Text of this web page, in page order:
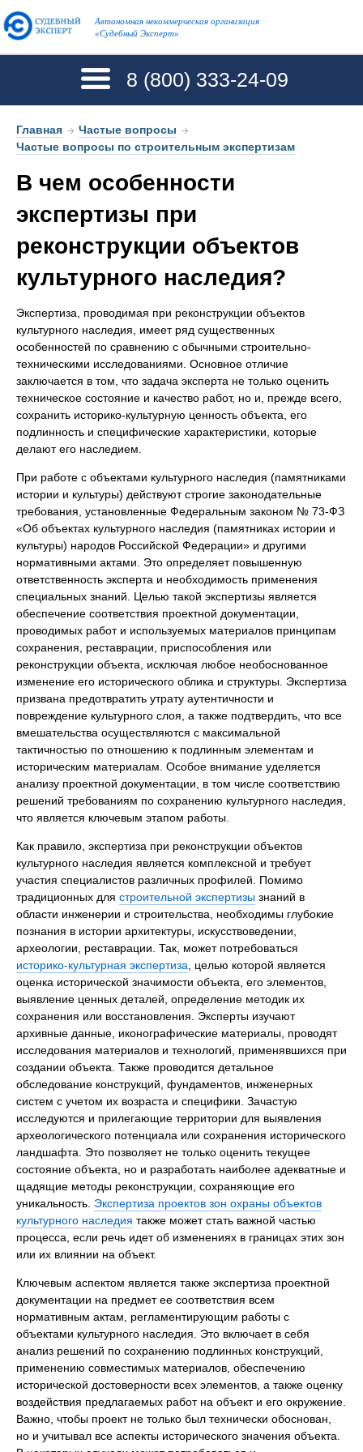
Автономная некоммерческая организация
«Судебный Эксперт»
8 (800) 333-24-09
Главная → Частые вопросы →
Частые вопросы по строительным экспертизам
В чем особенности
экспертизы при
реконструкции объектов
культурного наследия?
Экспертиза, проводимая при реконструкции объектов
культурного наследия, имеет ряд существенных
особенностей по сравнению с обычными строительно-
техническими исследованиями. Основное отличие
заключается в том, что задача эксперта не только оценить
техническое состояние и качество работ, но и, прежде всего,
сохранить историко-культурную ценность объекта, его
подлинность и специфические характеристики, которые
делают его наследием.
При работе с объектами культурного наследия (памятниками
истории и культуры) действуют строгие законодательные
требования, установленные Федеральным законом № 73-ФЗ
«Об объектах культурного наследия (памятниках истории и
культуры) народов Российской Федерации» и другими
нормативными актами. Это определяет повышенную
ответственность эксперта и необходимость применения
специальных знаний. Целью такой экспертизы является
обеспечение соответствия проектной документации,
проводимых работ и используемых материалов принципам
сохранения, реставрации, приспособления или
реконструкции объекта, исключая любое необоснованное
изменение его исторического облика и структуры. Экспертиза
призвана предотвратить утрату аутентичности и
повреждение культурного слоя, а также подтвердить, что все
вмешательства осуществляются с максимальной
тактичностью по отношению к подлинным элементам и
историческим материалам. Особое внимание уделяется
анализу проектной документации, в том числе соответствию
решений требованиям по сохранению культурного наследия,
что является ключевым этапом работы.
Как правило, экспертиза при реконструкции объектов
культурного наследия является комплексной и требует
участия специалистов различных профилей. Помимо
традиционных для строительной экспертизы знаний в
области инженерии и строительства, необходимы глубокие
познания в истории архитектуры, искусствоведении,
археологии, реставрации. Так, может потребоваться
историко-культурная экспертиза, целью которой является
оценка исторической значимости объекта, его элементов,
выявление ценных деталей, определение методик их
сохранения или восстановления. Эксперты изучают
архивные данные, иконографические материалы, проводят
исследования материалов и технологий, применявшихся при
создании объекта. Также проводится детальное
обследование конструкций, фундаментов, инженерных
систем с учетом их возраста и специфики. Зачастую
исследуются и прилегающие территории для выявления
археологического потенциала или сохранения исторического
ландшафта. Это позволяет не только оценить текущее
состояние объекта, но и разработать наиболее адекватные и
щадящие методы реконструкции, сохраняющие его
уникальность. Экспертиза проектов зон охраны объектов
культурного наследия также может стать важной частью
процесса, если речь идет об изменениях в границах этих зон
или их влиянии на объект.
Ключевым аспектом является также экспертиза проектной
документации на предмет ее соответствия всем
нормативным актам, регламентирующим работы с
объектами культурного наследия. Это включает в себя
анализ решений по сохранению подлинных конструкций,
применению совместимых материалов, обеспечению
исторической достоверности всех элементов, а также оценку
воздействия предлагаемых работ на объект и его окружение.
Важно, чтобы проект не только был технически обоснован,
но и учитывал все аспекты исторического значения объекта.